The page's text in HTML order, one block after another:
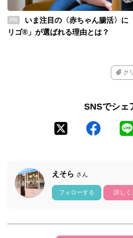
PR
いま注目の〈赤ちゃん腸活〉に
リゴ®」が選ばれる理由とは？
ク
SNSでシェ
えそら さん
フォローする 詳しく